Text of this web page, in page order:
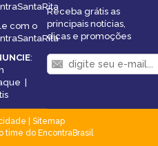
com o
:
|
Receba grátis as
principais notícias,
dicas e promoções
Sitemap
time do EncontraBrasil